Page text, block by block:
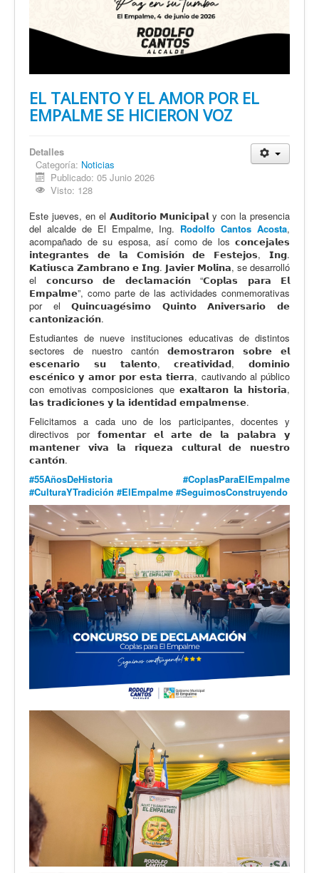
EL TALENTO Y EL AMOR POR EL
EMPALME SE HICIERON VOZ
Detalles
Categoría: Noticias
Publicado: 05 Junio 2026
Visto: 128
Este jueves, en el 𝗔𝘂𝗱𝗶𝘁𝗼𝗿𝗶𝗼 𝗠𝘂𝗻𝗶𝗰𝗶𝗽𝗮𝗹 y con la presencia
del alcalde de El Empalme, Ing. Rodolfo Cantos Acosta,
acompañado de su esposa, así como de los 𝗰𝗼𝗻𝗰𝗲𝗷𝗮𝗹𝗲𝘀
𝗶𝗻𝘁𝗲𝗴𝗿𝗮𝗻𝘁𝗲𝘀 𝗱𝗲 𝗹𝗮 𝗖𝗼𝗺𝗶𝘀𝗶𝗼́𝗻 𝗱𝗲 𝗙𝗲𝘀𝘁𝗲𝗷𝗼𝘀, 𝗜𝗻𝗴.
𝗞𝗮𝘁𝗶𝘂𝘀𝗰𝗮 𝗭𝗮𝗺𝗯𝗿𝗮𝗻𝗼 𝗲 𝗜𝗻𝗴. 𝗝𝗮𝘃𝗶𝗲𝗿 𝗠𝗼𝗹𝗶𝗻𝗮, se desarrolló
el 𝗰𝗼𝗻𝗰𝘂𝗿𝘀𝗼 𝗱𝗲 𝗱𝗲𝗰𝗹𝗮𝗺𝗮𝗰𝗶𝗼́𝗻 “𝗖𝗼𝗽𝗹𝗮𝘀 𝗽𝗮𝗿𝗮 𝗘𝗹
𝗘𝗺𝗽𝗮𝗹𝗺𝗲”, como parte de las actividades conmemorativas
por el 𝗤𝘂𝗶𝗻𝗰𝘂𝗮𝗴𝗲́𝘀𝗶𝗺𝗼 𝗤𝘂𝗶𝗻𝘁𝗼 𝗔𝗻𝗶𝘃𝗲𝗿𝘀𝗮𝗿𝗶𝗼 𝗱𝗲
𝗰𝗮𝗻𝘁𝗼𝗻𝗶𝘇𝗮𝗰𝗶𝗼́𝗻.
Estudiantes de nueve instituciones educativas de distintos
sectores de nuestro cantón 𝗱𝗲𝗺𝗼𝘀𝘁𝗿𝗮𝗿𝗼𝗻 𝘀𝗼𝗯𝗿𝗲 𝗲𝗹
𝗲𝘀𝗰𝗲𝗻𝗮𝗿𝗶𝗼 𝘀𝘂 𝘁𝗮𝗹𝗲𝗻𝘁𝗼, 𝗰𝗿𝗲𝗮𝘁𝗶𝘃𝗶𝗱𝗮𝗱, 𝗱𝗼𝗺𝗶𝗻𝗶𝗼
𝗲𝘀𝗰𝗲́𝗻𝗶𝗰𝗼 𝘆 𝗮𝗺𝗼𝗿 𝗽𝗼𝗿 𝗲𝘀𝘁𝗮 𝘁𝗶𝗲𝗿𝗿𝗮, cautivando al público
con emotivas composiciones que 𝗲𝘅𝗮𝗹𝘁𝗮𝗿𝗼𝗻 𝗹𝗮 𝗵𝗶𝘀𝘁𝗼𝗿𝗶𝗮,
𝗹𝗮𝘀 𝘁𝗿𝗮𝗱𝗶𝗰𝗶𝗼𝗻𝗲𝘀 𝘆 𝗹𝗮 𝗶𝗱𝗲𝗻𝘁𝗶𝗱𝗮𝗱 𝗲𝗺𝗽𝗮𝗹𝗺𝗲𝗻𝘀𝗲.
Felicitamos a cada uno de los participantes, docentes y
directivos por 𝗳𝗼𝗺𝗲𝗻𝘁𝗮𝗿 𝗲𝗹 𝗮𝗿𝘁𝗲 𝗱𝗲 𝗹𝗮 𝗽𝗮𝗹𝗮𝗯𝗿𝗮 𝘆
𝗺𝗮𝗻𝘁𝗲𝗻𝗲𝗿 𝘃𝗶𝘃𝗮 𝗹𝗮 𝗿𝗶𝗾𝘂𝗲𝘇𝗮 𝗰𝘂𝗹𝘁𝘂𝗿𝗮𝗹 𝗱𝗲 𝗻𝘂𝗲𝘀𝘁𝗿𝗼
𝗰𝗮𝗻𝘁𝗼́𝗻.
#55AñosDeHistoria
#CoplasParaElEmpalme
#CulturaYTradición #ElEmpalme #SeguimosConstruyendo